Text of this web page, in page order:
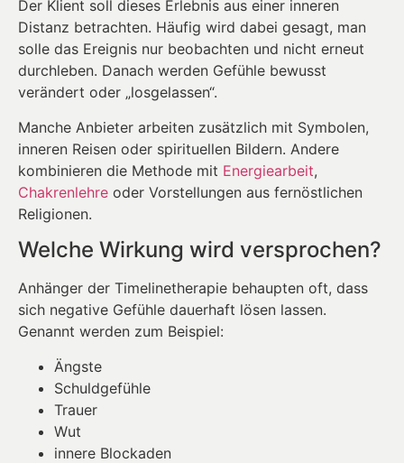
Der Klient soll dieses Erlebnis aus einer inneren
Distanz betrachten. Häufig wird dabei gesagt, man
solle das Ereignis nur beobachten und nicht erneut
durchleben. Danach werden Gefühle bewusst
verändert oder „losgelassen“.
Manche Anbieter arbeiten zusätzlich mit Symbolen,
inneren Reisen oder spirituellen Bildern. Andere
kombinieren die Methode mit Energiearbeit,
Chakrenlehre oder Vorstellungen aus fernöstlichen
Religionen.
Welche Wirkung wird versprochen?
Anhänger der Timelinetherapie behaupten oft, dass
sich negative Gefühle dauerhaft lösen lassen.
Genannt werden zum Beispiel:
Ängste
Schuldgefühle
Trauer
Wut
innere Blockaden